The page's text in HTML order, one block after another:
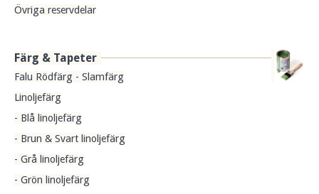
Övriga reservdelar
Färg & Tapeter
Falu Rödfärg - Slamfärg
Linoljefärg
- Blå linoljefärg
- Brun & Svart linoljefärg
- Grå linoljefärg
- Grön linoljefärg